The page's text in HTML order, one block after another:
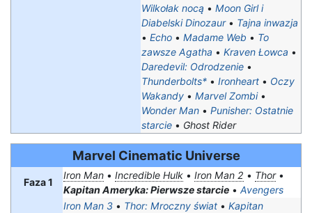
Wilkołak nocą • Moon Girl i
Diabelski Dinozaur• Tajna inwazja
• Echo • Madame Web • To
zawsze Agatha • Kraven Łowca •
Daredevil: Odrodzenie •
Thunderbolts* • Ironheart • Oczy
Wakandy • Marvel Zombi•
Wonder Man • Punisher: Ostatnie
starcie • Ghost Rider
Marvel Cinematic Universe
Faza 1
Iron Man • Incredible Hulk • Iron Man 2 • Thor•
Kapitan Ameryka: Pierwsze starcie • Avengers
Iron Man 3 • Thor: Mroczny świat • Kapitan